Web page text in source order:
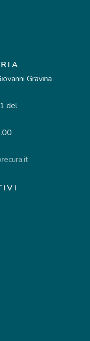
Gravina
del